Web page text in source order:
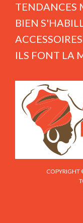
TENDANCES
BIEN
ACCESSOIRES
ILS FONT LA
COPYRIGHT